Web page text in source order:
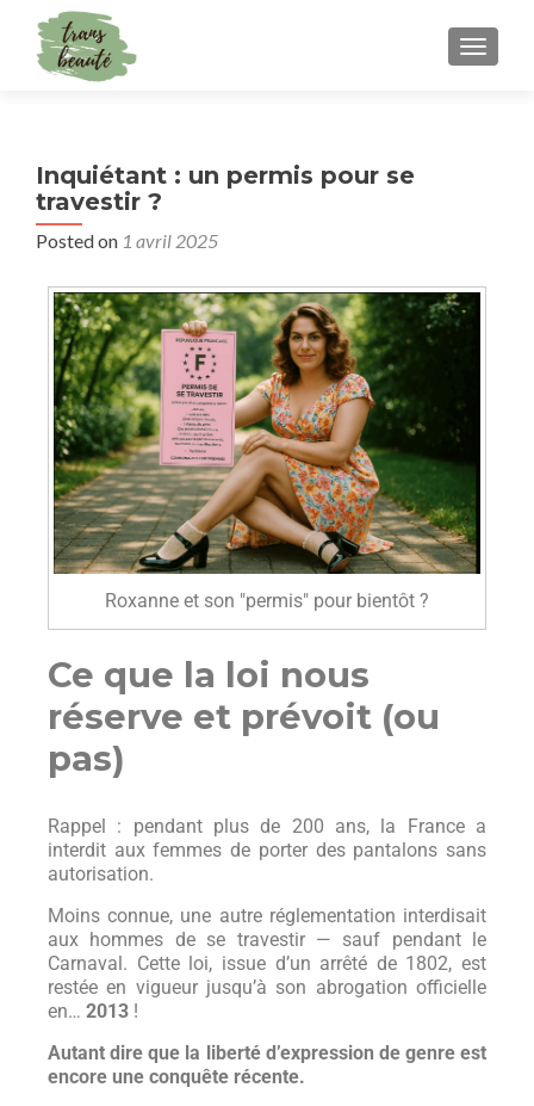
Inquiétant : un permis pour se
travestir ?
Posted on 1 avril 2025
Roxanne et son "permis" pour bientôt ?
Ce que la loi nous
réserve et prévoit (ou
pas)
Rappel : pendant plus de 200 ans, la France a
interdit aux femmes de porter des pantalons sans
autorisation.
Moins connue, une autre réglementation interdisait
aux hommes de se travestir — sauf pendant le
Carnaval. Cette loi, issue d’un arrêté de 1802, est
restée en vigueur jusqu’à son abrogation officielle
en… 2013 !
Autant dire que la liberté d’expression de genre est
encore une conquête récente.